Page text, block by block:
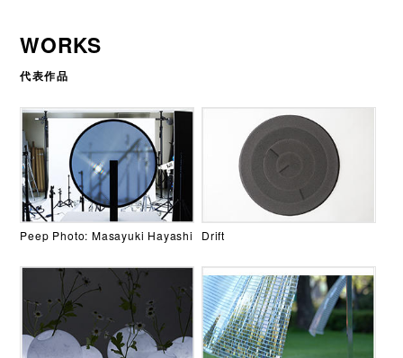
WORKS
代表作品
Peep Photo: Masayuki Hayashi Drift